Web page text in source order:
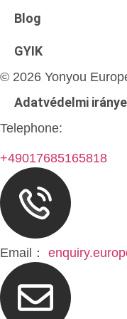
Blog
GYIK
© 2026 Yonyou
Adatvédelmi
Telephone:
+49017685165818
Email：